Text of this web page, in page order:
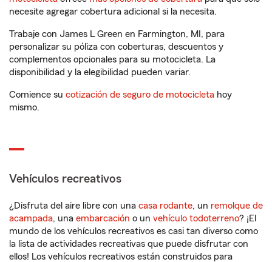
necesite agregar cobertura adicional si la necesita.
Trabaje con James L Green en Farmington, MI, para
personalizar su póliza con coberturas, descuentos y
complementos opcionales para su motocicleta. La
disponibilidad y la elegibilidad pueden variar.
Comience su cotización de seguro de motocicleta hoy
mismo.
Vehículos recreativos
¿Disfruta del aire libre con una casa rodante, un remolque de
acampada, una embarcación o un vehículo todoterreno? ¡El
mundo de los vehículos recreativos es casi tan diverso como
la lista de actividades recreativas que puede disfrutar con
ellos! Los vehículos recreativos están construidos para